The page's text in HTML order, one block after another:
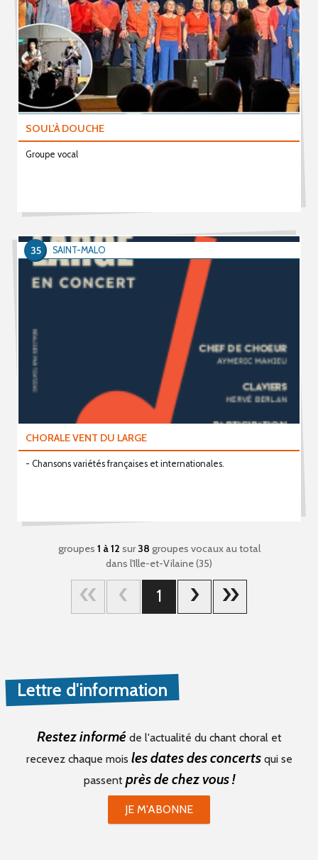
SOUL'À DOUCHE
Groupe vocal
CHORALE VENT DU LARGE
- Chansons variétés françaises et internationales.
SAINT-MALO
35
groupes 1 à 12 sur38 groupes vocaux au total
dans l'Ille-et-Vilaine (35)
1
Lettre d'information
Restez informé de l'actualité du chant choral et
recevez chaque mois les dates des concertsqui se
passent près de chez vous !
JE M'ABONNE